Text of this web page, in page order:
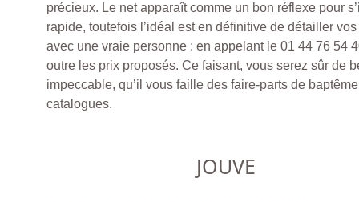
précieux. Le net apparaît comme un bon réflexe pour
rapide, toutefois l’idéal est en définitive de détailler
avec une vraie personne : en appelant le 01 44 76 54
outre les prix proposés. Ce faisant, vous serez sûr de
impeccable, qu’il vous faille des faire-parts de
catalogues.
JOUVE